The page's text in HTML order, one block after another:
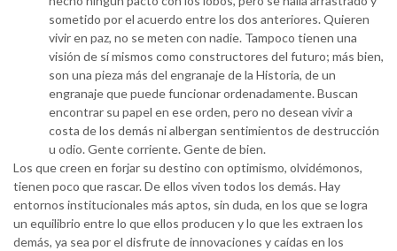
sometido por el acuerdo entre los dos anteriores. Quieren
vivir en paz, no se meten con nadie. Tampoco tienen una
visión de sí mismos como constructores del futuro; más bien,
son una pieza más del engranaje de la Historia, de un
engranaje que puede funcionar ordenadamente. Buscan
encontrar su papel en ese orden, pero no desean vivir a
costa de los demás ni albergan sentimientos de destrucción
u odio. Gente corriente. Gente de bien.
Los que creen en forjar su destino con optimismo, olvidémonos,
tienen poco que rascar. De ellos viven todos los demás. Hay
entornos institucionales más aptos, sin duda, en los que se logra
un equilibrio entre lo que ellos producen y lo que les extraen los
demás, ya sea por el disfrute de innovaciones y caídas en los